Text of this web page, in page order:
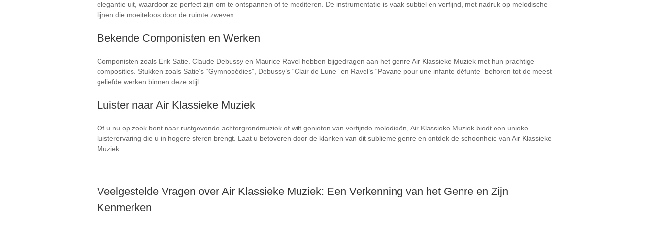
elegantie uit, waardoor ze perfect zijn om te ontspannen of te mediteren. De instrumentatie is vaak subtiel en verfijnd, met nadruk op melodische
lijnen die moeiteloos door de ruimte zweven.
Bekende Componisten en Werken
Componisten zoals Erik Satie, Claude Debussy en Maurice Ravel hebben bijgedragen aan het genre Air Klassieke Muziek met hun prachtige
composities. Stukken zoals Satie’s “Gymnopédies”, Debussy’s “Clair de Lune” en Ravel’s “Pavane pour une infante défunte” behoren tot de meest
geliefde werken binnen deze stijl.
Luister naar Air Klassieke Muziek
Of u nu op zoek bent naar rustgevende achtergrondmuziek of wilt genieten van verfijnde melodieën, Air Klassieke Muziek biedt een unieke
luisterervaring die u in hogere sferen brengt. Laat u betoveren door de klanken van dit sublieme genre en ontdek de schoonheid van Air Klassieke
Muziek.
Veelgestelde Vragen over Air Klassieke Muziek: Een Verkenning van het Genre en Zijn
Kenmerken